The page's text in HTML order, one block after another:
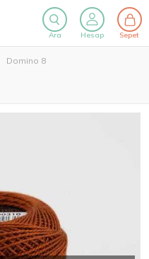
Ara Hesap Sepet
Domino 8